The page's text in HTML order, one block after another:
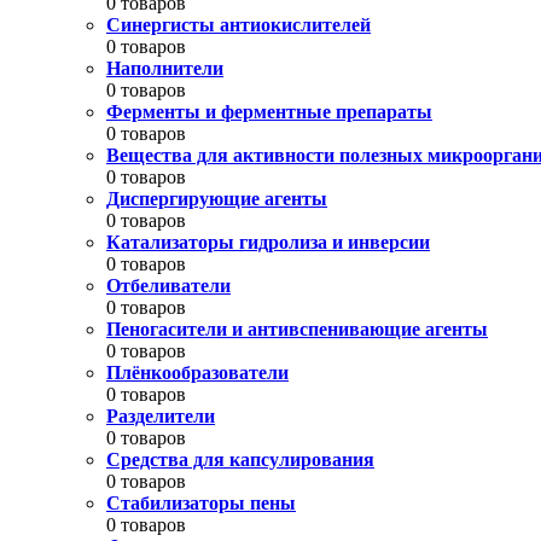
Синергисты антиокислителей
0 товаров
Наполнители
0 товаров
Ферменты и ферментные препараты
0 товаров
Вещества для активности полезных
0 товаров
Диспергирующие агенты
0 товаров
Катализаторы гидролиза и инверсии
0 товаров
Отбеливатели
0 товаров
Пеногасители и антивспенивающие агенты
0 товаров
Плёнкообразователи
0 товаров
Разделители
0 товаров
Средства для капсулирования
0 товаров
Стабилизаторы пены
0 товаров